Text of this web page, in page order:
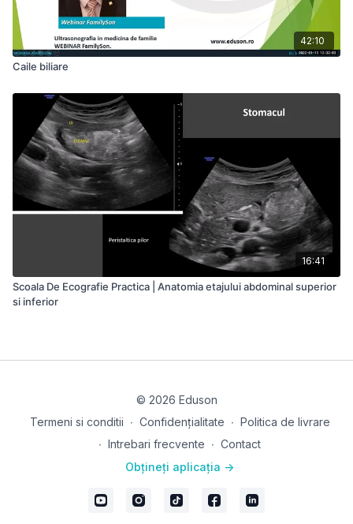
42:10
Caile biliare
16:41
Scoala De Ecografie Practica | Anatomia etajului abdominal superior
si inferior
© 2026 Eduson
Termeni si conditii ∙ Confidențialitate ∙ Politica de livrare
∙ Intrebari frecvente ∙ Contact
Obțineți aplicația ->